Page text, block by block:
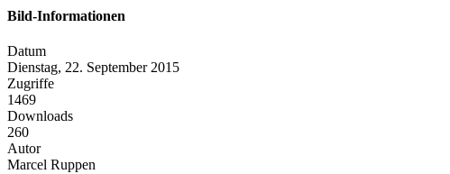
Bild-Informationen
Datum
Dienstag, 22. September 2015
Zugriffe
1469
Downloads
260
Autor
Marcel Ruppen